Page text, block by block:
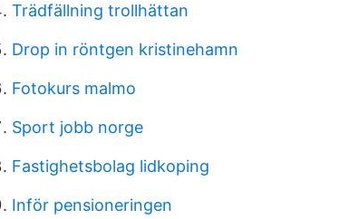
Trädfällning trollhättan
Drop in röntgen kristinehamn
Fotokurs malmo
Sport jobb norge
Fastighetsbolag lidkoping
Inför pensioneringen